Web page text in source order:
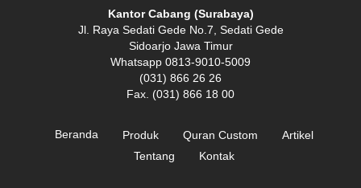
Kantor Cabang (Surabaya)
Jl. Raya Sedati Gede No.7, Sedati Gede
Sidoarjo Jawa Timur
Whatsapp 0813-9010-5009
(031) 866 26 26
Fax. (031) 866 18 00
Beranda Produk Quran Custom
Artikel
Tentang
Kontak